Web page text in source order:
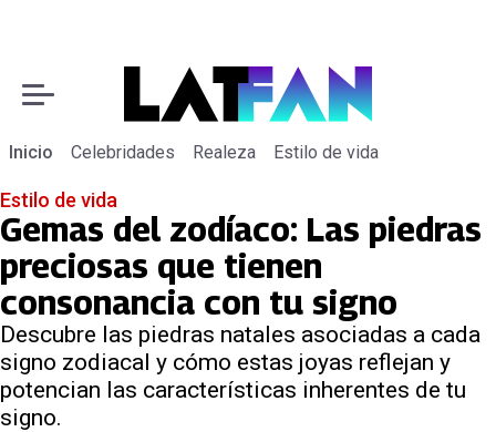
Inicio Celebridades Realeza Estilo de vida
Estilo de vida
Gemas del zodíaco: Las piedras
preciosas que tienen
consonancia con tu signo
Descubre las piedras natales asociadas a cada
signo zodiacal y cómo estas joyas reflejan y
potencian las características inherentes de tu
signo.